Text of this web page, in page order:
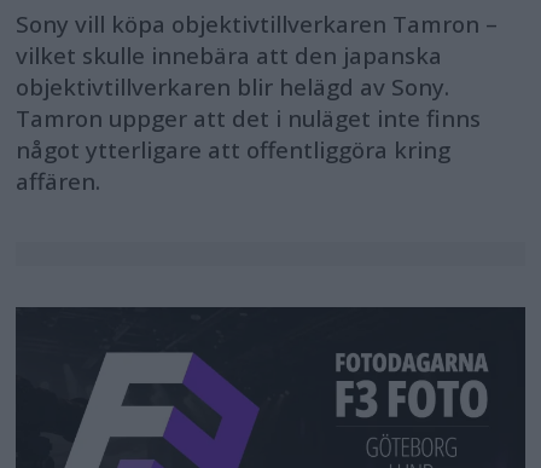
Sony vill köpa objektivtillverkaren Tamron –
vilket skulle innebära att den japanska
objektivtillverkaren blir helägd av Sony.
Tamron uppger att det i nuläget inte finns
något ytterligare att offentliggöra kring
affären.